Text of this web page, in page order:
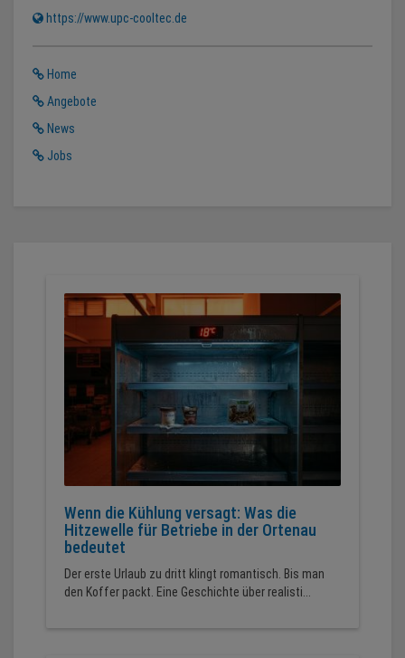
https://www.upc-cooltec.de
Home
Angebote
News
Jobs
Wenn die Kühlung versagt: Was die
Hitzewelle für Betriebe in der Ortenau
bedeutet
Der erste Urlaub zu dritt klingt romantisch. Bis man
den Koffer packt. Eine Geschichte über realisti...